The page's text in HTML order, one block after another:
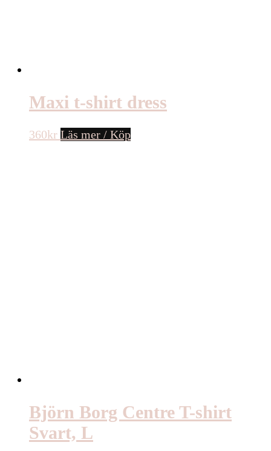
Maxi t-shirt dress
360kr Läs mer / Köp
Björn Borg Centre T-shirt
Svart, L